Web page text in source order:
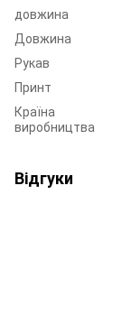
довжина
Довжина
Рукав
Принт
Країна
виробництва
Відгуки